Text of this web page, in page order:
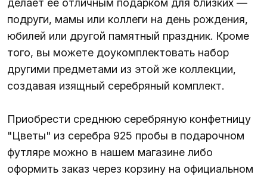
делает её отличным подарком для близких —
подруги, мамы или коллеги на день рождения,
юбилей или другой памятный праздник. Кроме
того, вы можете доукомплектовать набор
другими предметами из этой же коллекции,
создавая изящный серебряный комплект.
Приобрести среднюю серебряную конфетницу
"Цветы" из серебра 925 пробы в подарочном
футляре можно в нашем магазине либо
оформить заказ через корзину на официальном